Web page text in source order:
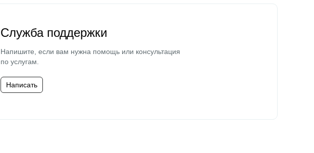
Служба поддержки
Напишите, если вам нужна помощь или консультация
по услугам.
Написать